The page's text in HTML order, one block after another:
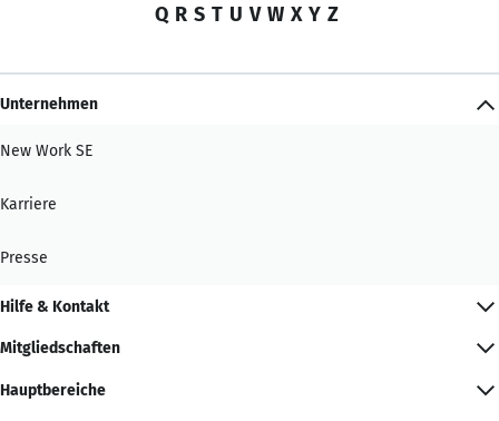
Q R S T U V W X Y Z
Unternehmen
New Work SE
Karriere
Presse
Hilfe & Kontakt
Mitgliedschaften
Hauptbereiche